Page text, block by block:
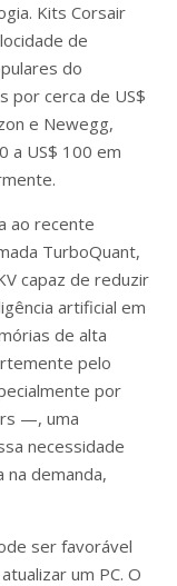
Kits Corsair
de
do
por cerca de US$
e Newegg,
a US$ 100 em
ao recente
TurboQuant,
capaz de reduzir
artificial em
de alta
pelo
por
—, uma
necessidade
demanda,
ser favorável
um PC. O